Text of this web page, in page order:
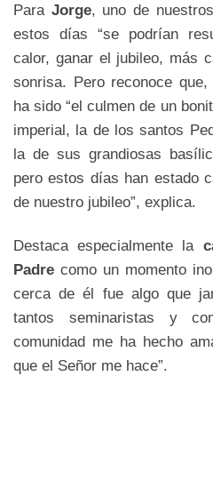
Para Jorge, uno de
estos días “se podrían
calor, ganar el jubileo, más
sonrisa. Pero reconoce
ha sido “el culmen de un
imperial, la de los santos
la de sus grandiosas
pero estos días han estado
de nuestro jubileo”, explica.
Destaca especialmente la
Padre como un momento
cerca de él fue algo que
tantos seminaristas y
comunidad me ha hecho
que el Señor me hace”.